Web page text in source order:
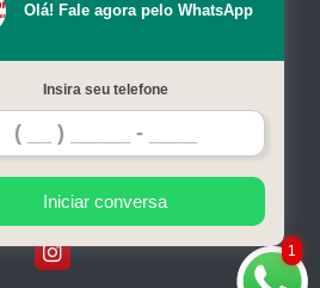
Contato
Mapa do site
1
Olá! Fale agora pelo WhatsApp
Insira seu telefone
Iniciar conversa